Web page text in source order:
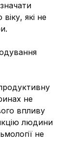
які не
не
впливу
людини
не